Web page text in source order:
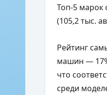
Топ-5 марок
(105,2 тыс.
Рейтинг
машин —
что
среди